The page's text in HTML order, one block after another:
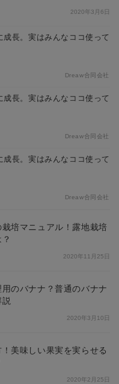
2020年3月6日
長。実はみんなココ使って
Dreaw合同会社
長。実はみんなココ使って
Dreaw合同会社
長。実はみんなココ使って
Dreaw合同会社
培マニュアル！露地栽培
2020年11月25日
のバナナ？普通のバナナ
2020年3月10日
美味しい果実を実らせる
2020年2月25日